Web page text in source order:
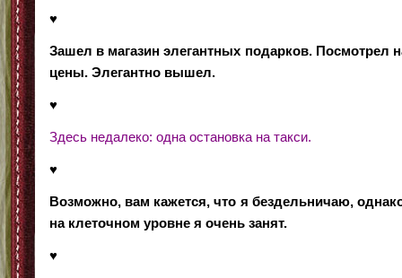
♥
Зашел в магазин элегантных подарков. Посмотрел
цены. Элегантно вышел.
♥
Здесь недалеко: одна остановка на такси.
♥
Возможно, вам кажется, что я бездельничаю,
на клеточном уровне я очень занят.
♥